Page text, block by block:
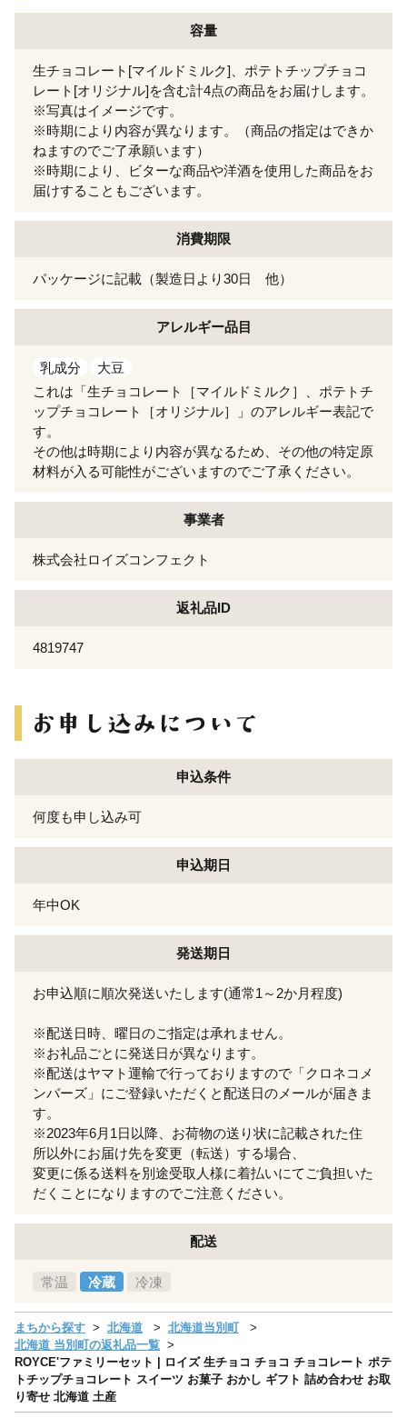
容量
生チョコレート[マイルドミルク]、ポテトチップチョコ
レート[オリジナル]を含む計4点の商品をお届けします。
※写真はイメージです。
※時期により内容が異なります。（商品の指定はできか
ねますのでご了承願います）
※時期により、ビターな商品や洋酒を使用した商品をお
届けすることもございます。
消費期限
パッケージに記載（製造日より30日 他）
アレルギー品目
乳成分
大豆
これは「生チョコレート［マイルドミルク］、ポテトチ
ップチョコレート［オリジナル］」のアレルギー表記で
す。
その他は時期により内容が異なるため、その他の特定原
材料が入る可能性がございますのでご了承ください。
事業者
株式会社ロイズコンフェクト
返礼品ID
4819747
申込条件
何度も申し込み可
申込期日
年中OK
発送期日
お申込順に順次発送いたします(通常1～2か月程度)
※配送日時、曜日のご指定は承れません。
※お礼品ごとに発送日が異なります。
※配送はヤマト運輸で行っておりますので「クロネコメ
ンバーズ」にご登録いただくと配送日のメールが届きま
す。
※2023年6月1日以降、お荷物の送り状に記載された住
所以外にお届け先を変更（転送）する場合、
変更に係る送料を別途受取人様に着払いにてご負担いた
だくことになりますのでご注意ください。
配送
常温 冷蔵 冷凍
まちから探す 北海道
北海道当別町
北海道 当別町の返礼品一覧
ROYCE'ファミリーセット | ロイズ 生チョコ チョコ チョコレート ポテ
トチップチョコレート スイーツ お菓子 おかし ギフト 詰め合わせ お取
り寄せ 北海道 土産